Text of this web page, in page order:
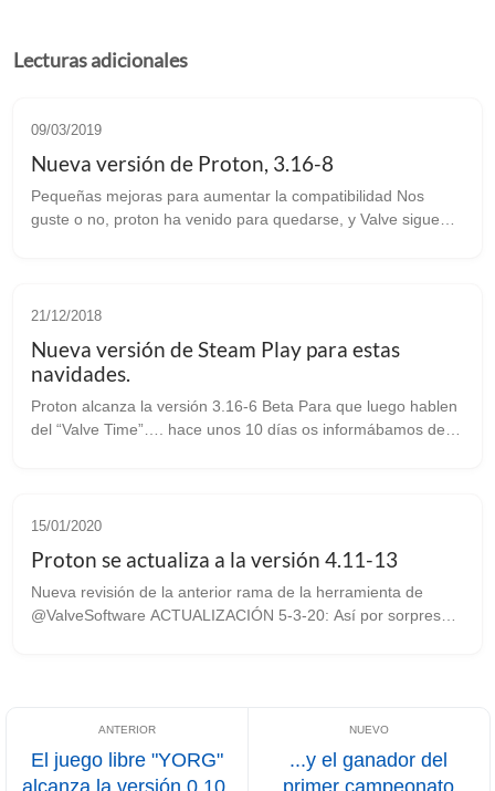
Lecturas adicionales
09/03/2019
Nueva versión de Proton, 3.16-8
Pequeñas mejoras para aumentar la compatibilidad Nos
guste o no, proton ha venido para quedarse, y Valve sigue
21/12/2018
Nueva versión de Steam Play para estas
navidades.
Proton alcanza la versión 3.16-6 Beta Para que luego hablen
del “Valve Time”…. hace unos 10 días os informábamos de
15/01/2020
Proton se actualiza a la versión 4.11-13
Nueva revisión de la anterior rama de la herramienta de
@ValveSoftware ACTUALIZACIÓN 5-3-20: Así por sorpresa
El juego libre "YORG"
alcanza la versión 0.10.
...y el ganador del
primer campeonato